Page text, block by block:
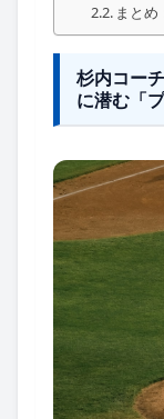
まと
杉内コー
に潜む「